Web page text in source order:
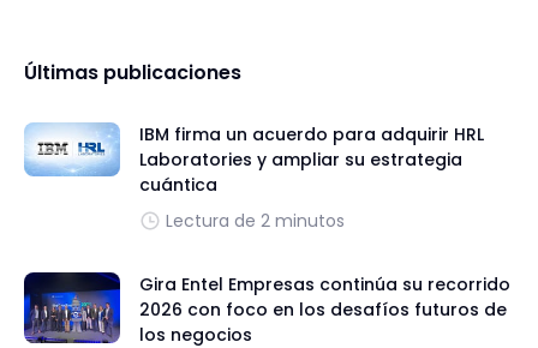
Últimas publicaciones
IBM firma un acuerdo para adquirir HRL
Laboratories y ampliar su estrategia
cuántica
Lectura de 2 minutos
Gira Entel Empresas continúa su recorrido
2026 con foco en los desafíos futuros de
los negocios